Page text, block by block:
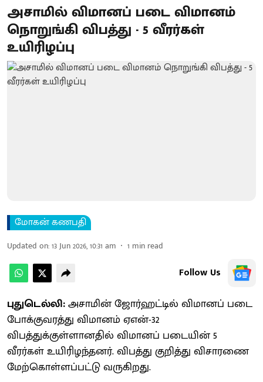
அசாமில் விமானப் படை விமானம்
நொறுங்கி விபத்து - 5 வீரர்கள்
உயிரிழப்பு
மோகன் கணபதி
Updated on:13 Jun 2026, 10:31 am 1 min read
Follow Us
புதுடெல்லி:அசாமின் ஜோர்ஹட்டில் விமானப் படை
போக்குவரத்து விமானம் ஏஎன்-32
விபத்துக்குள்ளானதில் விமானப் படையின் 5
வீரர்கள் உயிரிழந்தனர். விபத்து குறித்து விசாரணை
மேற்கொள்ளப்பட்டு வருகிறது.